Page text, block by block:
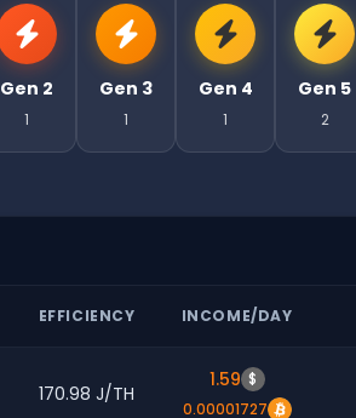
Gen 2
1
Gen 3
1
Gen 4
1
Gen 5
2
EFFICIENCY INCOME/DAY
170.98 J/TH
1.59 $
0.00001727